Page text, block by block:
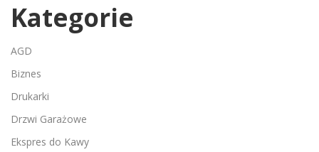
Kategorie
AGD
Biznes
Drukarki
Drzwi Garażowe
Ekspres do Kawy